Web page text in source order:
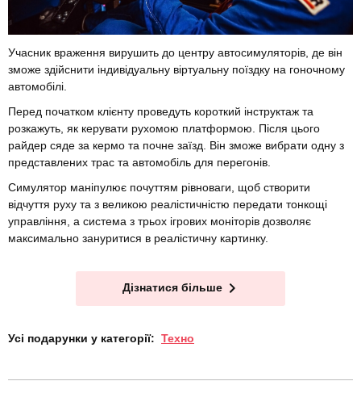
Учасник враження вирушить до центру автосимуляторів, де він
зможе здійснити індивідуальну віртуальну поїздку на гоночному
автомобілі.
Перед початком клієнту проведуть короткий інструктаж та
розкажуть, як керувати рухомою платформою. Після цього
райдер сяде за кермо та почне заїзд. Він зможе вибрати одну з
представлених трас та автомобіль для перегонів.
Симулятор маніпулює почуттям рівноваги, щоб створити
відчуття руху та з великою реалістичністю передати тонкощі
управління, а система з трьох ігрових моніторів дозволяє
максимально зануритися в реалістичну картинку.
Дізнатися більше
Усі подарунки у категорії: Техно